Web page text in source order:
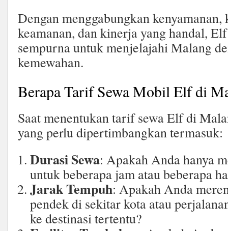
Dengan menggabungkan
keamanan, dan kinerja yang handal,
sempurna untuk menjelajahi Malang
kemewahan.
Berapa Tarif Sewa Mobil Elf di
Saat menentukan tarif sewa Elf di
yang perlu dipertimbangkan termasuk:
Durasi Sewa: Apakah Anda hanya
untuk beberapa jam atau beberapa
Jarak Tempuh: Apakah Anda
pendek di sekitar kota atau
ke destinasi tertentu?